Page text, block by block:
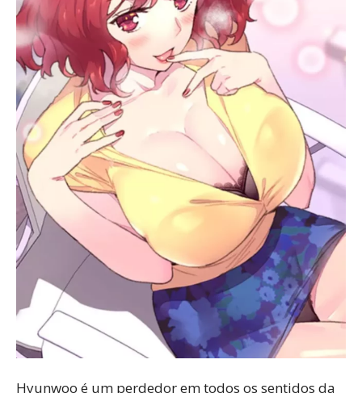
Hyunwoo é um perdedor em todos os sentidos da